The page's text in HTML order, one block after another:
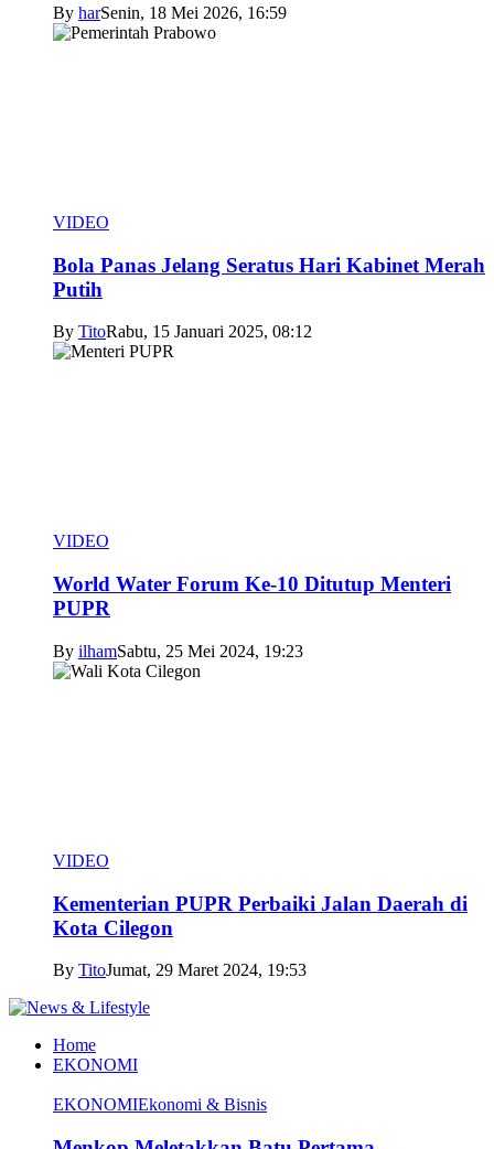
By harSenin, 18 Mei 2026, 16:59
VIDEO
Bola Panas Jelang Seratus Hari Kabinet Merah
Putih
By TitoRabu, 15 Januari 2025, 08:12
VIDEO
World Water Forum Ke-10 Ditutup Menteri
PUPR
By ilhamSabtu, 25 Mei 2024, 19:23
VIDEO
Kementerian PUPR Perbaiki Jalan Daerah di
Kota Cilegon
By TitoJumat, 29 Maret 2024, 19:53
Home
EKONOMI
EKONOMIEkonomi & Bisnis